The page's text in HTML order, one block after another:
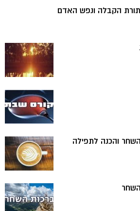
הקבלה ונפש האדם
והכנה לתפילה